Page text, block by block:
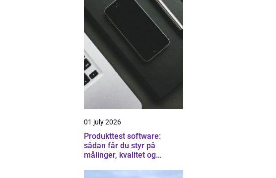
01 july 2026
Produkttest software:
sådan får du styr på
målinger, kvalitet og